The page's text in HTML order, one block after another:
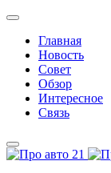
Главная
Новость
Совет
Обзор
Интересное
Связь